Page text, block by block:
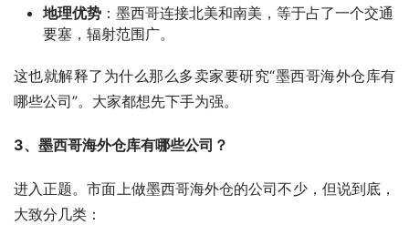
地理优势 ：墨西哥连接北美和南美，等于占了一个交通
要塞，辐射范围广。
这也就解释了为什么那么多卖家要研究“墨西哥海外仓库有
哪些公司”。大家都想先下手为强。
3、墨西哥海外仓库有哪些公司？
进入正题。市面上做墨西哥海外仓的公司不少，但说到底，
大致分几类：